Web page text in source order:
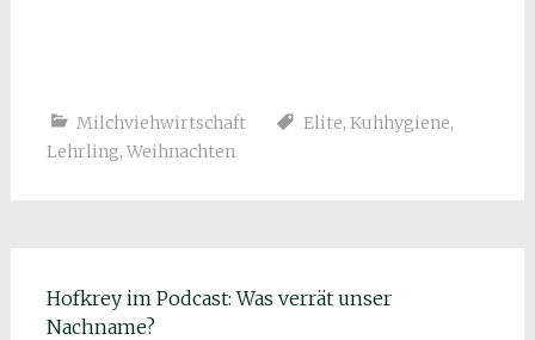
Milchviehwirtschaft Elite, Kuhhygiene,
Lehrling, Weihnachten
Hofkrey im Podcast: Was verrät unser
Nachname?